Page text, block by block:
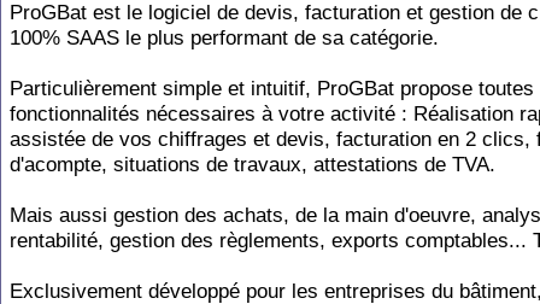
ProGBat est le logiciel de devis, facturation et gestion de
100% SAAS le plus performant de sa catégorie.
Particulièrement simple et intuitif, ProGBat propose toutes
fonctionnalités nécessaires à votre activité : Réalisation
assistée de vos chiffrages et devis, facturation en 2 clics,
d'acompte, situations de travaux, attestations de TVA.
Mais aussi gestion des achats, de la main d'oeuvre,
rentabilité, gestion des règlements, exports comptables...
Exclusivement développé pour les entreprises du